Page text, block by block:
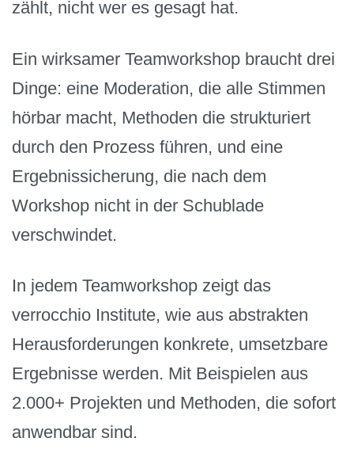
zählt, nicht wer es gesagt hat.
Ein wirksamer Teamworkshop braucht drei
Dinge: eine Moderation, die alle Stimmen
hörbar macht, Methoden die strukturiert
durch den Prozess führen, und eine
Ergebnissicherung, die nach dem
Workshop nicht in der Schublade
verschwindet.
In jedem Teamworkshop zeigt das
verrocchio Institute, wie aus abstrakten
Herausforderungen konkrete, umsetzbare
Ergebnisse werden. Mit Beispielen aus
2.000+ Projekten und Methoden, die sofort
anwendbar sind.